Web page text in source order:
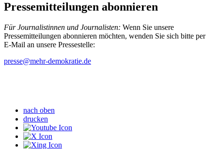
Pressemitteilungen abonnieren
Für Journalistinnen und Journalisten: Wenn Sie unsere
Pressemitteilungen abonnieren möchten, wenden Sie sich bitte per
E-Mail an unsere Pressestelle:
presse@mehr-demokratie.de
nach oben
drucken